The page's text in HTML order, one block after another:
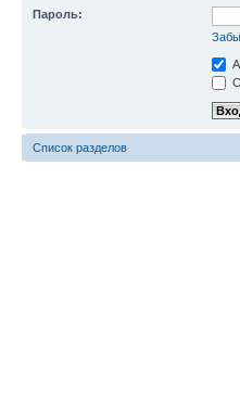
Пароль:
Список разделов